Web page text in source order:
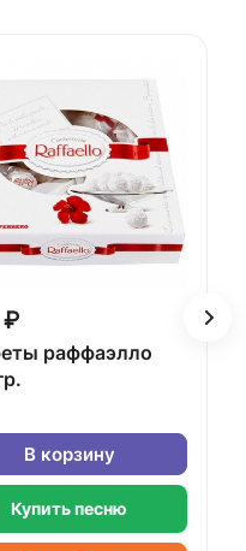
раффаэлло
В корзину
Купить песню